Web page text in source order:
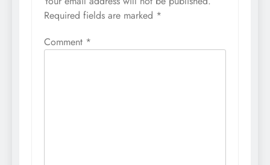
Required fields are marked *
Comment *